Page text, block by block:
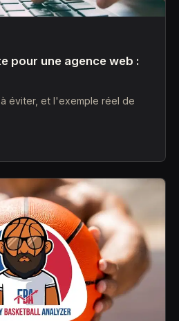
pour une agence web :
éviter, et l'exemple réel de